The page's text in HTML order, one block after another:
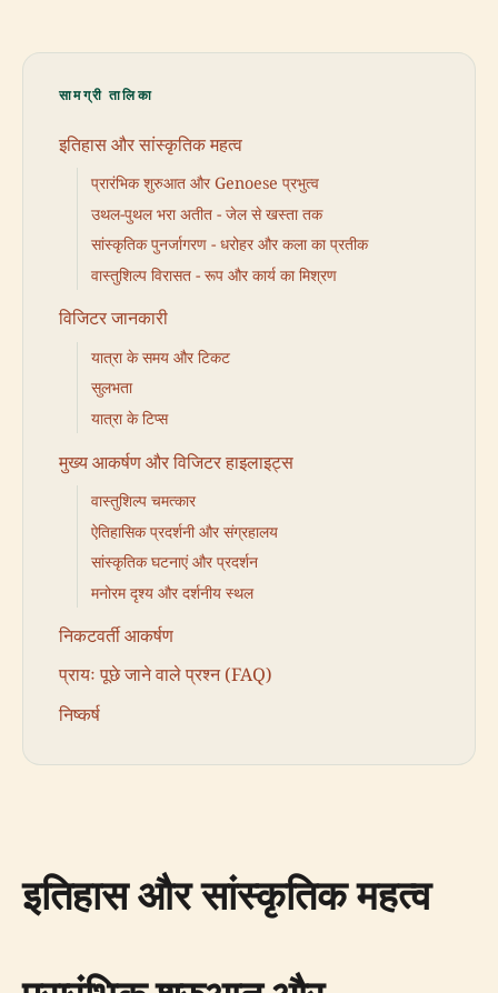
सामग्री तालिका
इतिहास और सांस्कृतिक महत्व
प्रारंभिक शुरुआत और Genoese प्रभुत्व
उथल-पुथल भरा अतीत - जेल से खस्ता तक
सांस्कृतिक पुनर्जागरण - धरोहर और कला का प्रतीक
वास्तुशिल्प विरासत - रूप और कार्य का मिश्रण
विजिटर जानकारी
यात्रा के समय और टिकट
सुलभता
यात्रा के टिप्स
मुख्य आकर्षण और विजिटर हाइलाइट्स
वास्तुशिल्प चमत्कार
ऐतिहासिक प्रदर्शनी और संग्रहालय
सांस्कृतिक घटनाएं और प्रदर्शन
मनोरम दृश्य और दर्शनीय स्थल
निकटवर्ती आकर्षण
प्रायः पूछे जाने वाले प्रश्न (FAQ)
निष्कर्ष
इतिहास और सांस्कृतिक महत्व